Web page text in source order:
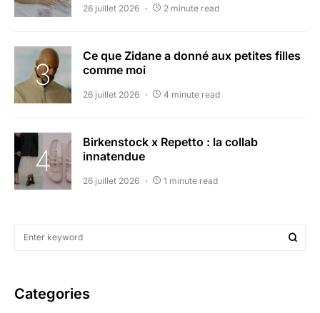
26 juillet 2026 2 minute read
Ce que Zidane a donné aux petites filles
comme moi
26 juillet 2026 4 minute read
Birkenstock x Repetto : la collab
innatendue
26 juillet 2026 1 minute read
Categories